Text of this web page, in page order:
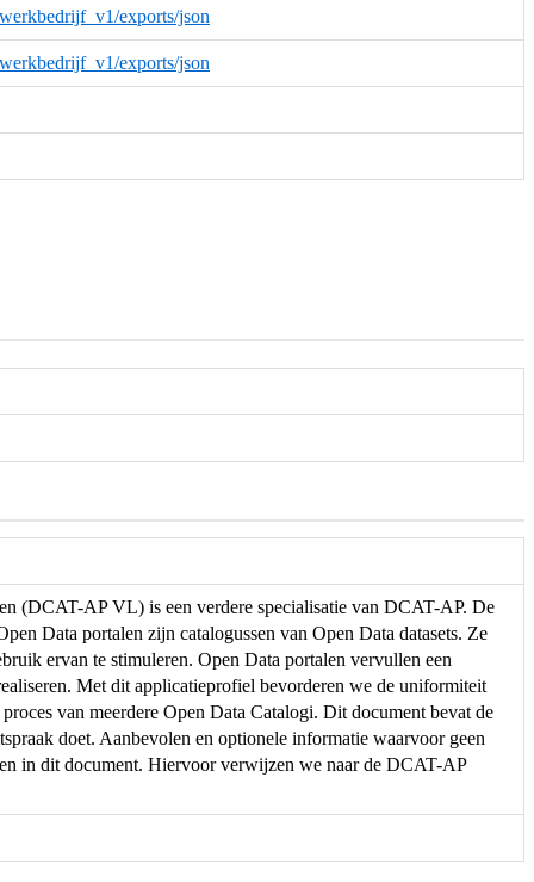
exports/json
exports/json
(DCAT-AP VL) is een verdere specialisatie van DCAT-AP. De
Data portalen zijn catalogussen van Open Data datasets. Ze
ervan te stimuleren. Open Data portalen vervullen een
Met dit applicatieprofiel bevorderen we de uniformiteit
van meerdere Open Data Catalogi. Dit document bevat de
doet. Aanbevolen en optionele informatie waarvoor geen
in dit document. Hiervoor verwijzen we naar de DCAT-AP